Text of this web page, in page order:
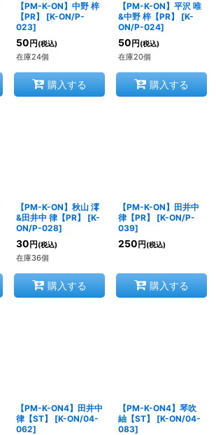
【PM-K-ON】中野 梓
【PR】
[K-ON/P-
023]
50 円 (税込)
在庫24個
購入する
【PM-K-ON】平沢 唯
&中野 梓【PR】
[K-
ON/P-024]
50 円 (税込)
在庫20個
購入する
【PM-K-ON】秋山 澪
&田井中 律【PR】
[K-
ON/P-028]
30 円 (税込)
在庫36個
購入する
【PM-K-ON】田井中
律【PR】
[K-ON/P-
039]
250 円 (税込)
購入する
【PM-K-ON4】田井中
律【ST】
[K-ON/04-
062]
【PM-K-ON4】琴吹
紬【ST】
[K-ON/04-
083]